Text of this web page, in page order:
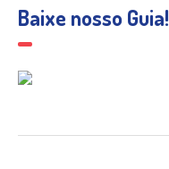
Baixe nosso Guia!